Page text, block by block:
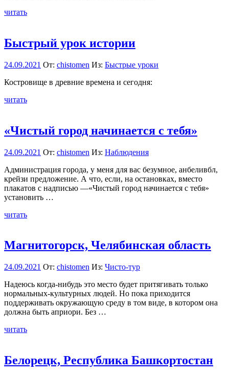
читать
Быстрый урок истории
24.09.2021 От: chistomen Из: Быстрые уроки
Костровище в древние времена и сегодня:
читать
«Чистый город начинается с тебя»
24.09.2021 От: chistomen Из: Наблюдения
Администрация города, у меня для вас безумное, анбеливбл,
крейзи предложение. А что, если, на остановках, вместо
плакатов с надписью —«Чистый город начинается с тебя»
установить …
читать
Магнитогорск, Челябинская область
24.09.2021 От: chistomen Из: Чисто-тур
Надеюсь когда-нибудь это место будет притягивать только
нормальных-культурных людей. Но пока приходится
поддерживать окружающую среду в том виде, в котором она
должна быть априори. Без …
читать
Белорецк, Республика Башкортостан